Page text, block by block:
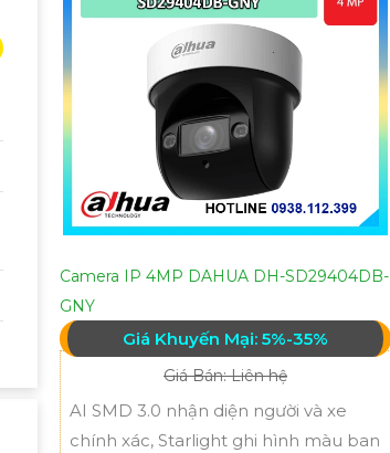
Camera IP 4MP DAHUA DH-SD29404DB-
GNY
Giá Khuyến Mại: 5%-35%
Giá Bán: Liên hệ
AI SMD 3.0 nhận diện người và xe
chính xác, Starlight ghi hình màu ban